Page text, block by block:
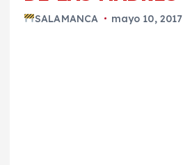
SALAMANCA mayo 10, 2017